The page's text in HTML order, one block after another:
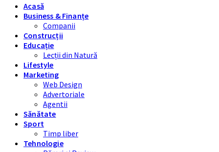
Acasă
Business & Finanțe
Companii
Construcții
Educație
Lecții din Natură
Lifestyle
Marketing
Web Design
Advertoriale
Agentii
Sănătate
Sport
Timp liber
Tehnologie